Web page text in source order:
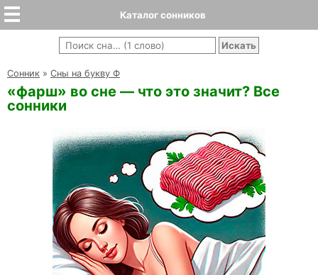
Каталог сонников
Cонник » Сны на букву Ф
«фарш» во сне — что это значит? Все
сонники